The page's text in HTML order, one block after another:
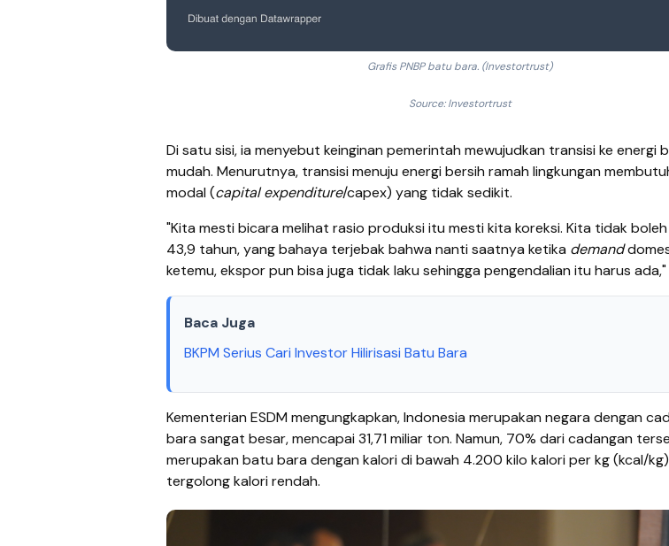
Grafis PNBP batu bara. (Investortrust)
Source: Investortrust
Di satu sisi, ia menyebut keinginan pemerintah mewujudkan transisi ke energi
mudah. Menurutnya, transisi menuju energi bersih ramah lingkungan
modal (capital expenditure/capex) yang tidak sedikit.
"Kita mesti bicara melihat rasio produksi itu mesti kita koreksi. Kita tidak
43,9 tahun, yang bahaya terjebak bahwa nanti saatnya ketika demand
ketemu, ekspor pun bisa juga tidak laku sehingga pengendalian itu harus
Baca Juga
BKPM Serius Cari Investor Hilirisasi Batu Bara
Kementerian ESDM mengungkapkan, Indonesia merupakan negara dengan
bara sangat besar, mencapai 31,71 miliar ton. Namun, 70% dari cadangan
merupakan batu bara dengan kalori di bawah 4.200 kilo kalori per kg (kcal/
tergolong kalori rendah.